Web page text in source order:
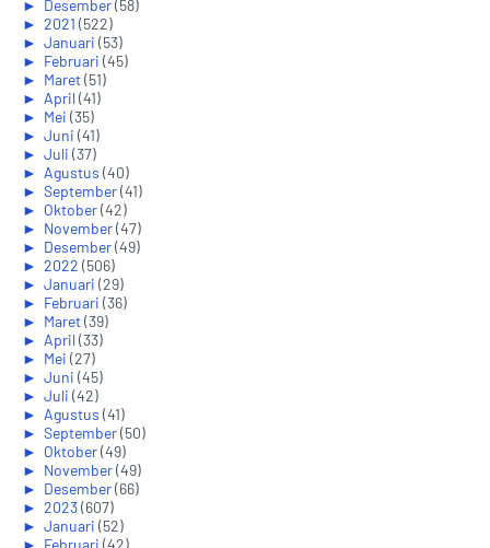
► Desember(58)
► 2021 (522)
► Januari (53)
► Februari (45)
► Maret(51)
► April(41)
► Mei (35)
► Juni (41)
► Juli (37)
► Agustus (40)
► September(41)
► Oktober(42)
► November(47)
► Desember(49)
► 2022 (506)
► Januari (29)
► Februari (36)
► Maret(39)
► April(33)
► Mei (27)
► Juni (45)
► Juli (42)
► Agustus (41)
► September(50)
► Oktober(49)
► November(49)
► Desember(66)
► 2023(607)
► Januari (52)
► Februari (42)